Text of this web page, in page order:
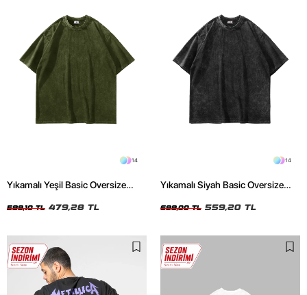
14
Yıkamalı Yeşil Basic Oversize
599,10 TL 479,28 TL
14
Yıkamalı Siyah Basic Oversize
699,00 TL 559,20 TL